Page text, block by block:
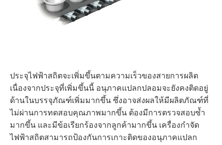
ประจุไฟฟ้าสถิตจะเพิ่มขึ้นตามความเร็วของสายการผลิต
เนื่องจากประจุที่เพิ่มขึ้นนี้ อนุภาคแปลกปลอมจะยังคงติดอยู่
ด้านในบรรจุภัณฑ์เพิ่มมากขึ้น ซึ่งอาจส่งผลให้มีผลิตภัณฑ์ที่
ไม่ผ่านการทดสอบคุณภาพมากขึ้น ต้องมีการตรวจสอบซ้ำ
มากขึ้น และมีข้อเรียกร้องจากลูกค้ามากขึ้น เครื่องกำจัด
ไฟฟ้าสถิตสามารถป้องกันการเกาะติดของอนุภาคแปลก